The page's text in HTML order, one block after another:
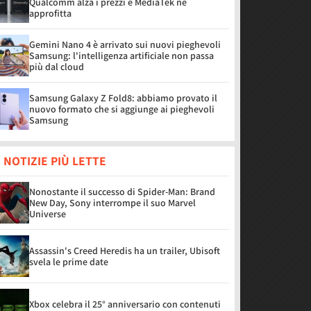
approfitta
Gemini Nano 4 è arrivato sui nuovi pieghevoli
Samsung: l'intelligenza artificiale non passa
più dal cloud
Samsung Galaxy Z Fold8: abbiamo provato il
nuovo formato che si aggiunge ai pieghevoli
Samsung
NOTIZIE PIÙ LETTE
Nonostante il successo di Spider-Man: Brand
New Day, Sony interrompe il suo Marvel
Universe
Assassin's Creed Heredis ha un trailer, Ubisoft
svela le prime date
Xbox celebra il 25° anniversario con contenuti